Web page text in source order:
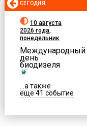
СЕГОДНЯ
10 августа
2026 года,
понедельник
Международный
день
биодизеля
...а также
еще 41 событие